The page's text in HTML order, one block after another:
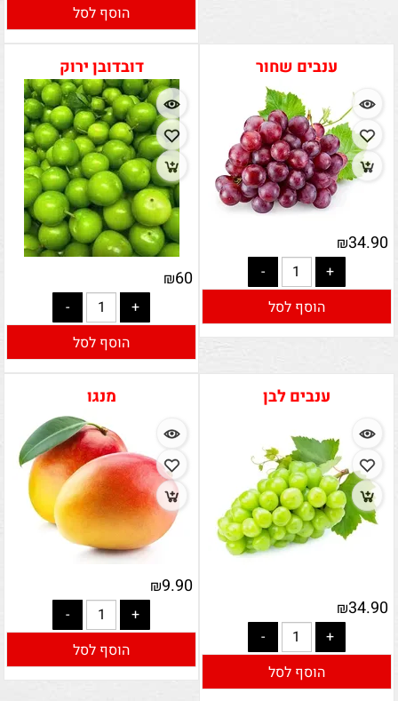
הוסף לסל
ענבים שחור
₪34.90
הוסף לסל
דובדובן ירוק
₪60
הוסף לסל
ענבים לבן
₪34.90
הוסף לסל
מנגו
₪9.90
הוסף לסל